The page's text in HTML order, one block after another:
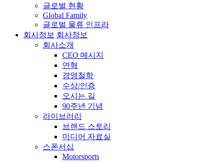
글로벌 현황
Global Family
글로벌 물류 인프라
회사정보 회사정보
회사소개
CEO 메시지
연혁
경영철학
수상/인증
오시는 길
90주년 기념
라이브러리
브랜드 스토리
미디어 자료실
스폰서십
Motorsports